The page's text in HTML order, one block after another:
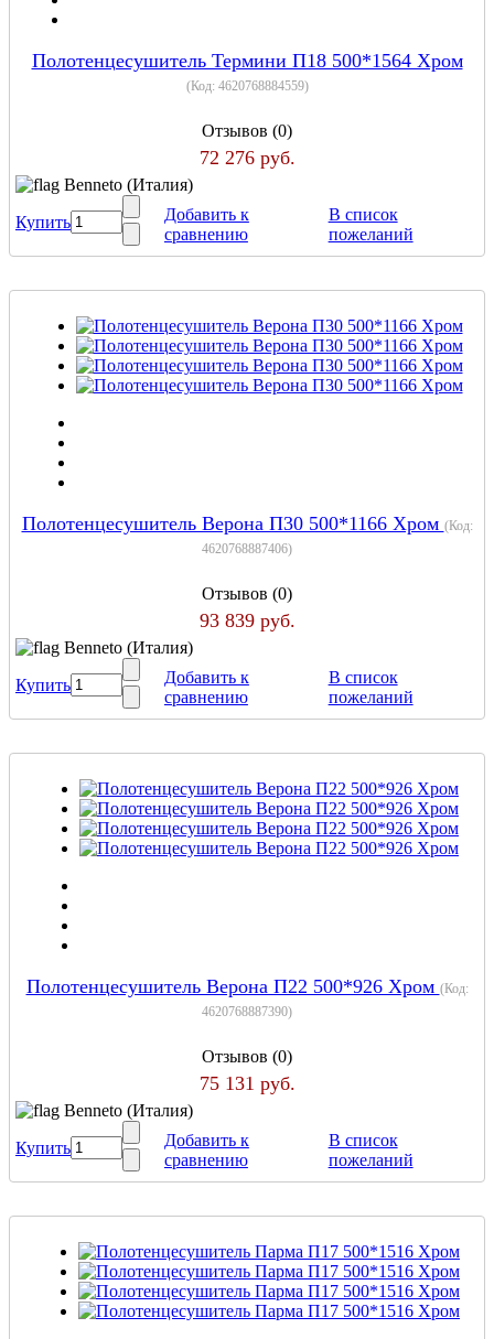
Полотенцесушитель Термини П18 500*1564 Хром
(Код: 4620768884559)
Отзывов (0)
72 276 руб.
Benneto (Италия)
Купить
Добавить к
сравнению
В список
пожеланий
Полотенцесушитель Верона П30 500*1166 Хром (Код:
4620768887406)
Отзывов (0)
93 839 руб.
Benneto (Италия)
Купить
Добавить к
сравнению
В список
пожеланий
Полотенцесушитель Верона П22 500*926 Хром (Код:
4620768887390)
Отзывов (0)
75 131 руб.
Benneto (Италия)
Купить
Добавить к
сравнению
В список
пожеланий